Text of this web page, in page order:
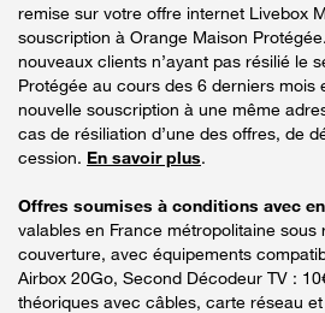
remise sur votre offre internet Livebox
souscription à Orange Maison
nouveaux clients n’ayant pas résilié le
Protégée au cours des 6 derniers mois
nouvelle souscription à une même
cas de résiliation d’une des offres, de
cession. En savoir plus.
Offres soumises à conditions avec
valables en France métropolitaine sous
couverture, avec équipements
Airbox 20Go, Second Décodeur TV :
théoriques avec câbles, carte réseau